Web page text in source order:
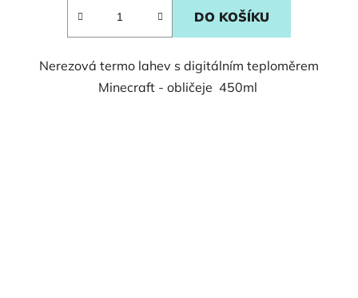
DO KOŠÍKU
Nerezová termo lahev s digitálním teploměrem
Minecraft - obličeje 450ml